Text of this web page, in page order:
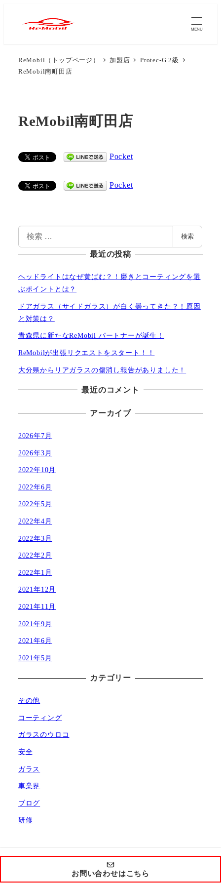
MENU
ReMobil（トップページ） 加盟店
Protec-G 2級
ReMobil南町田店
ReMobil南町田店
Pocket
Pocket
検索
最近の投稿
ヘッドライトはなぜ黄ばむ？！磨きとコーティングを選
ぶポイントとは？
ドアガラス（サイドガラス）が白く曇ってきた？！原因
と対策は？
青森県に新たなReMobil パートナーが誕生！
ReMobilが出張リクエストをスタート！！
大分県からリアガラスの傷消し報告がありました！
最近のコメント
アーカイブ
2026年7月
2026年3月
2022年10月
2022年6月
2022年5月
2022年4月
2022年3月
2022年2月
2022年1月
2021年12月
2021年11月
2021年9月
2021年6月
2021年5月
カテゴリー
その他
コーティング
ガラスのウロコ
安全
ガラス
車業界
ブログ
研修
Copyright by ReMobil 2021
お問い合わせはこちら